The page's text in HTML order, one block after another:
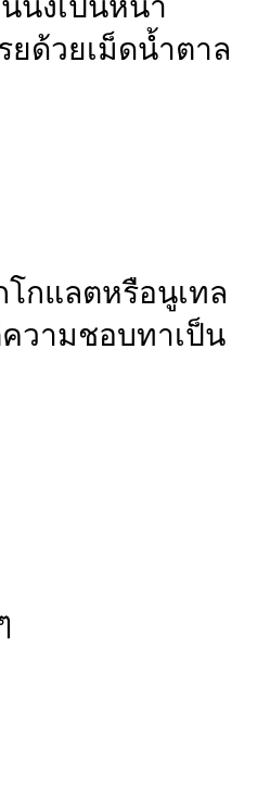
ด้วยเม็ดน้ำตาล
กแลตหรือนูเทล
วามชอบทาเป็น